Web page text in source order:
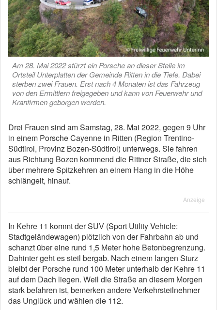
Am 28. Mai 2022 stürzt ein Porsche an dieser Stelle im
Ortsteil Unterplatten der Gemeinde Ritten in die Tiefe. Dabei
sterben zwei Frauen. Erst nach 4 Monaten ist das Fahrzeug
von den Ermittlern freigegeben und kann von Feuerwehr und
Kranfirmen geborgen werden.
Drei Frauen sind am Samstag, 28. Mai 2022, gegen 9 Uhr
in einem Porsche Cayenne in Ritten (Region Trentino-
Südtirol, Provinz Bozen-Südtirol) unterwegs. Sie fahren
aus Richtung Bozen kommend die Rittner Straße, die sich
über mehrere Spitzkehren an einem Hang in die Höhe
schlängelt, hinauf.
Anzeige
In Kehre 11 kommt der SUV (Sport Utility Vehicle:
Stadtgeländewagen) plötzlich von der Fahrbahn ab und
schanzt über eine rund 1,5 Meter hohe Betonbegrenzung.
Dahinter geht es steil bergab. Nach einem langen Sturz
bleibt der Porsche rund 100 Meter unterhalb der Kehre 11
auf dem Dach liegen. Weil die Straße an diesem Morgen
stark befahren ist, bemerken andere Verkehrsteilnehmer
das Unglück und wählen die 112.